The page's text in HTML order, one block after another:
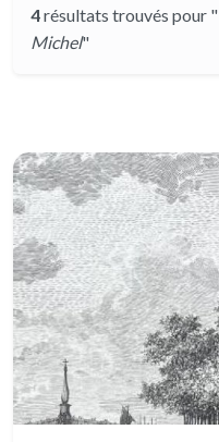
4résultats trouvés pour "
Michel"